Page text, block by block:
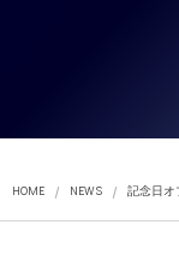
HOME NEWS 記念日オ